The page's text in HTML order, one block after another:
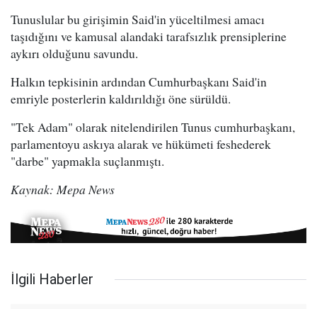
Tunuslular bu girişimin Said'in yüceltilmesi amacı
taşıdığını ve kamusal alandaki tarafsızlık prensiplerine
aykırı olduğunu savundu.
Halkın tepkisinin ardından Cumhurbaşkanı Said'in
emriyle posterlerin kaldırıldığı öne sürüldü.
"Tek Adam" olarak nitelendirilen Tunus cumhurbaşkanı,
parlamentoyu askıya alarak ve hükümeti feshederek
"darbe" yapmakla suçlanmıştı.
Kaynak: Mepa News
İlgili Haberler